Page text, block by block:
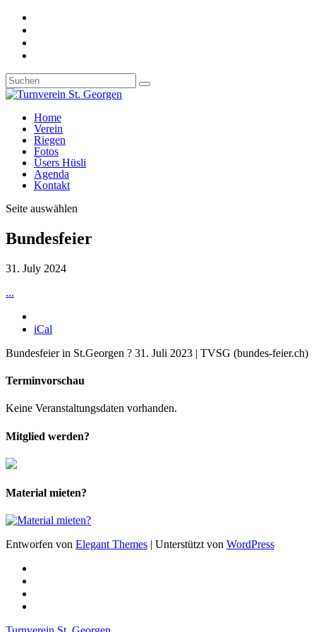
Home
Verein
Riegen
Fotos
Üsers Hüsli
Agenda
Kontakt
Seite auswählen
Bundesfeier
31. July 2024
...
iCal
Bundesfeier in St.Georgen ? 31. Juli 2023 | TVSG (bundes-feier.ch)
Terminvorschau
Keine Veranstaltungsdaten vorhanden.
Mitglied werden?
Material mieten?
Entworfen von Elegant Themes | Unterstützt von WordPress